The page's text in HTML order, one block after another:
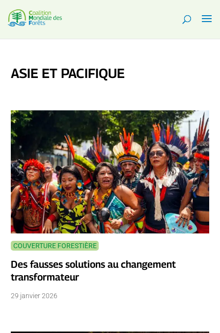
ASIE ET PACIFIQUE
COUVERTURE FORESTIÈRE
Des fausses solutions au changement
transformateur
29 janvier 2026